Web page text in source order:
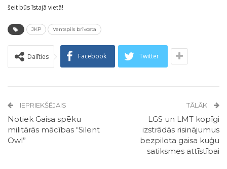
šeit būs īstajā vietā!
JKP Ventspils brīvosta
Dalīties Facebook Twitter
IEPRIEKŠĒJAIS
Notiek Gaisa spēku
militārās mācības “Silent
Owl”
TĀLĀK
LGS un LMT kopīgi
izstrādās risinājumus
bezpilota gaisa kuģu
satiksmes attīstībai